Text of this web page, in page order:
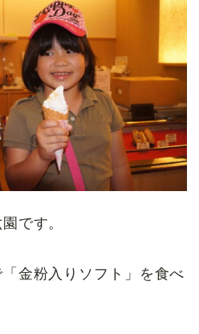
です。
金粉入りソフト」を食べ